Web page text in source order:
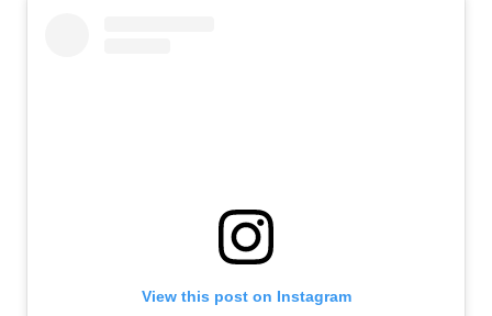
View this post on Instagram